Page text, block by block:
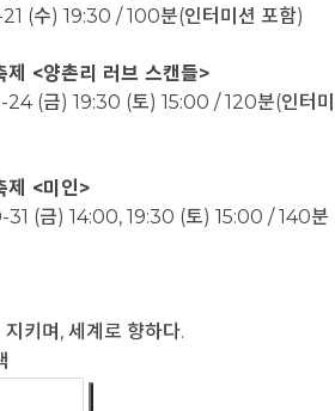
(수) 19:30 / 100분(인터미션 포함)
<양촌리 러브 스캔들>
24 (금) 19:30 (토) 15:00 / 120분(인터미
제 <미인>
31 (금) 14:00, 19:30 (토) 15:00 / 140분
지키며, 세계로 향하다.